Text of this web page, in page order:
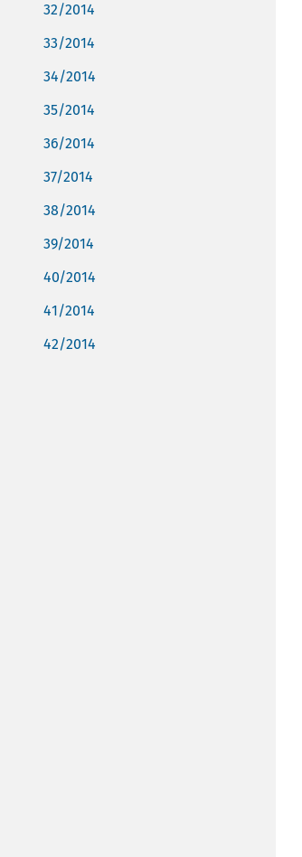
32/2014
33/2014
34/2014
35/2014
36/2014
37/2014
38/2014
39/2014
40/2014
41/2014
42/2014